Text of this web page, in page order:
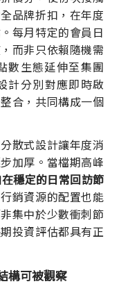
品牌折扣，在年度
每月特定的會員日
而非只依賴隨機需
數生態延伸至集團
計分別對應即時啟
合，共同構成一個
散式設計讓年度消
加厚。當檔期高峰
穩定的日常回訪節
銷資源的配置也能
集中於少數衝刺節
投資評估都具有正
構可被觀察